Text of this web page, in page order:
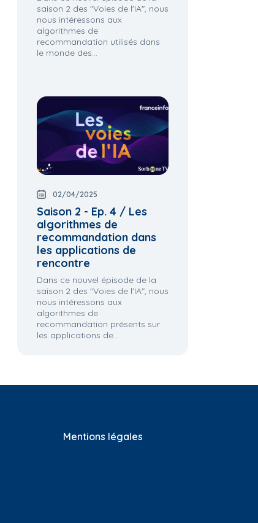
1.02 Biodiversité:
perception et usages
crises du passé
saison 2 des "Voies de l'IA", nous
nous intéressons aux
algorithmes de
recommandation utilisés dans
le monde des...
02/04/2025
Saison 2 - Ep. 4 / Les
algorithmes de
recommandation dans
les applications de
rencontre
Dans ce nouvel épisode de la
saison 2 des "Voies de l'IA", nous
nous intéressons aux
algorithmes de
recommandation présents sur
les applications de...
Mentions légales